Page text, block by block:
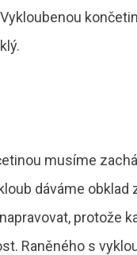
musíme
dáváme
protože
Raněného s